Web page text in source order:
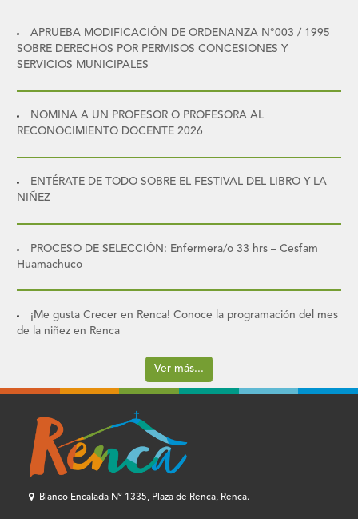
APRUEBA MODIFICACIÓN DE ORDENANZA N°003 / 1995
SOBRE DERECHOS POR PERMISOS CONCESIONES Y
SERVICIOS MUNICIPALES
NOMINA A UN PROFESOR O PROFESORA AL
RECONOCIMIENTO DOCENTE 2026
ENTÉRATE DE TODO SOBRE EL FESTIVAL DEL LIBRO Y LA
NIÑEZ
PROCESO DE SELECCIÓN: Enfermera/o 33 hrs – Cesfam
Huamachuco
¡Me gusta Crecer en Renca! Conoce la programación del mes
de la niñez en Renca
Ver más...
Blanco Encalada Nº 1335, Plaza de Renca, Renca.